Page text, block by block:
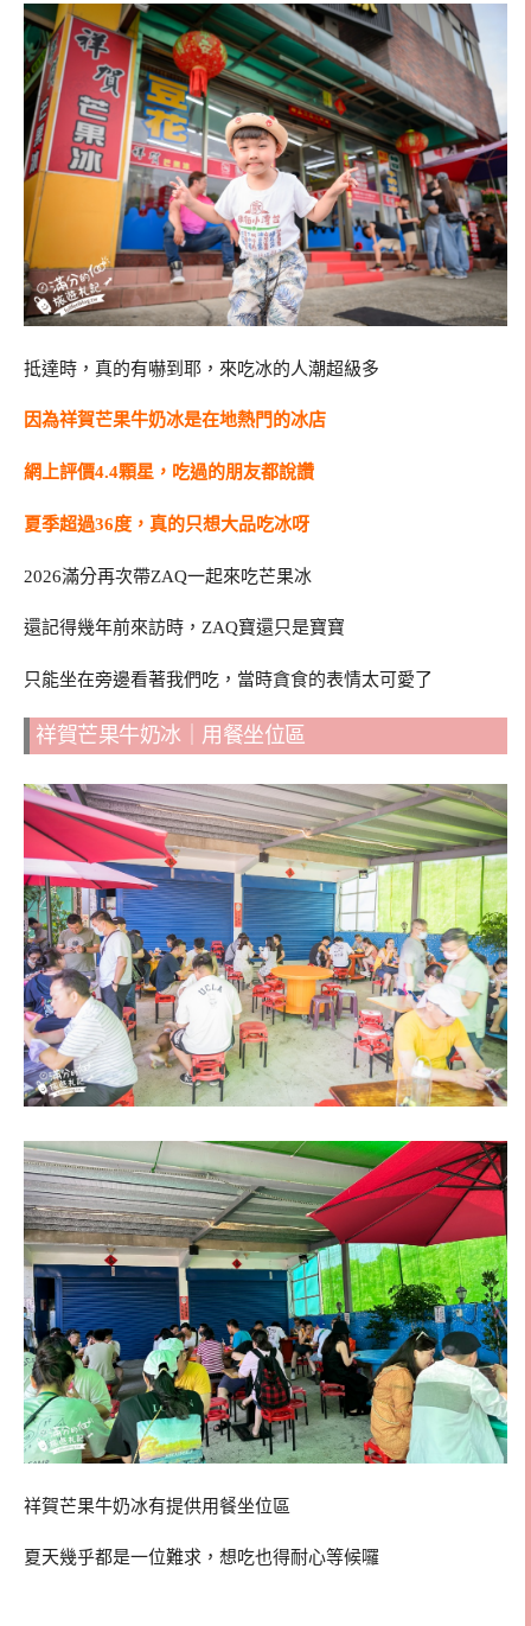
抵達時，真的有嚇到耶，來吃冰的人潮超級多
因為祥賀芒果牛奶冰是在地熱門的冰店
網上評價4.4顆星，吃過的朋友都說讚
夏季超過36度，真的只想大品吃冰呀
2026滿分再次帶ZAQ一起來吃芒果冰
還記得幾年前來訪時，ZAQ寶還只是寶寶
只能坐在旁邊看著我們吃，當時貪食的表情太可愛了
祥賀芒果牛奶冰｜用餐坐位區
祥賀芒果牛奶冰有提供用餐坐位區
夏天幾乎都是一位難求，想吃也得耐心等候囉